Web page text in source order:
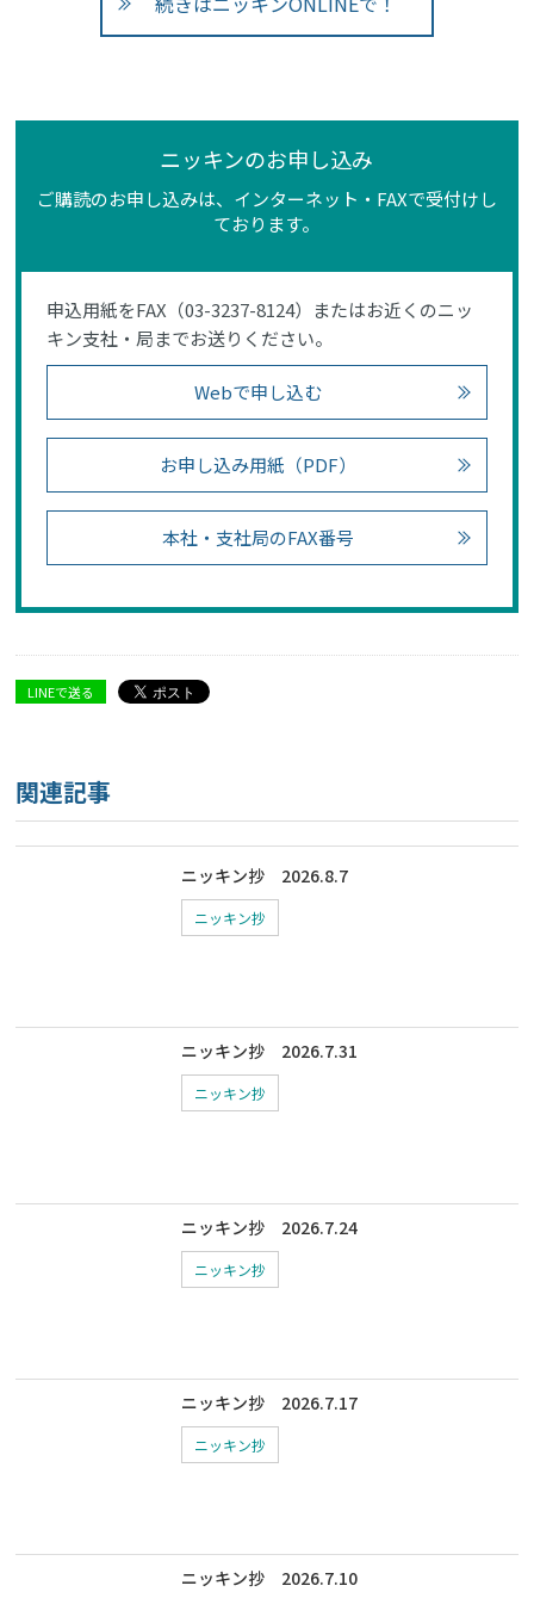
ニッキンのお申し込み
ご購読のお申し込みは、インターネット・FAXで受付けし
ております。
申込用紙をFAX（03-3237-8124）またはお近くのニッ
キン支社・局までお送りください。
Webで申し込む
お申し込み用紙（PDF）
本社・支社局のFAX番号
LINEで送る
関連記事
ニッキン抄 2026.8.7
ニッキン抄
ニッキン抄 2026.7.31
ニッキン抄
ニッキン抄 2026.7.24
ニッキン抄
ニッキン抄 2026.7.17
ニッキン抄
ニッキン抄 2026.7.10